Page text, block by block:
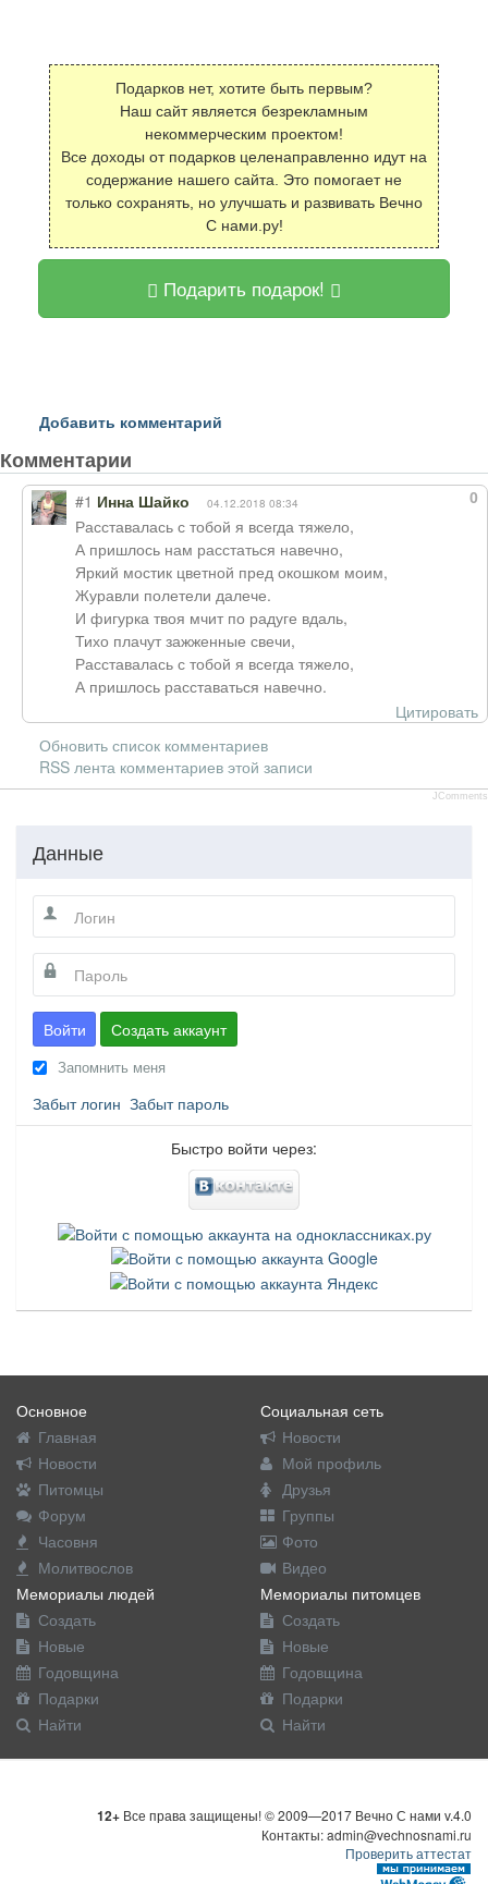
Подарков нет, хотите быть первым?
Наш сайт является безрекламным
некоммерческим проектом!
Все доходы от подарков целенаправленно идут на
содержание нашего сайта. Это помогает не
только сохранять, но улучшать и развивать Вечно
С нами.ру!
Подарить подарок!
Добавить комментарий
Комментарии
0
#1 Инна Шайко 04.12.2018 08:34
Расставалась с тобой я всегда тяжело,
А пришлось нам расстаться навечно,
Яркий мостик цветной пред окошком моим,
Журавли полетели далече.
И фигурка твоя мчит по радуге вдаль,
Тихо плачут зажженные свечи,
Расставалась с тобой я всегда тяжело,
А пришлось расставаться навечно.
Цитировать
Обновить список комментариев
RSS лента комментариев этой записи
JComments
Данные
Войти Создать аккаунт
Запомнить меня
Забыт логин Забыт пароль
Быстро войти через:
Основное
Главная
Новости
Питомцы
Форум
Часовня
Молитвослов
Социальная сеть
Новости
Мой профиль
Друзья
Группы
Фото
Видео
Мемориалы людей
Создать
Новые
Годовщина
Подарки
Найти
Мемориалы питомцев
Создать
Новые
Годовщина
Подарки
Найти
12+ Все права защищены! © 2009—2017 Вечно С нами v.4.0
Контакты: admin@vechnosnami.ru
Проверить аттестат